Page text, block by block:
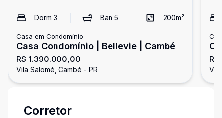
Dorm 3 Ban5 200m²
Casa em Condomínio
Casa Condomínio | Bellevie | Cambé
R$ 1.390.000,00
Vila Salomé, Cambé - PR
Corretor